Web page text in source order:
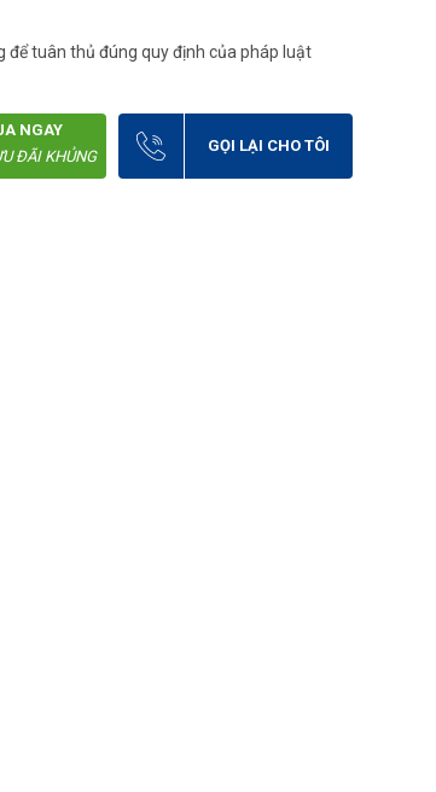
để tuân thủ đúng quy định của pháp luật
NGAY
ĐÃI KHỦNG
GỌI LẠI CHO TÔI